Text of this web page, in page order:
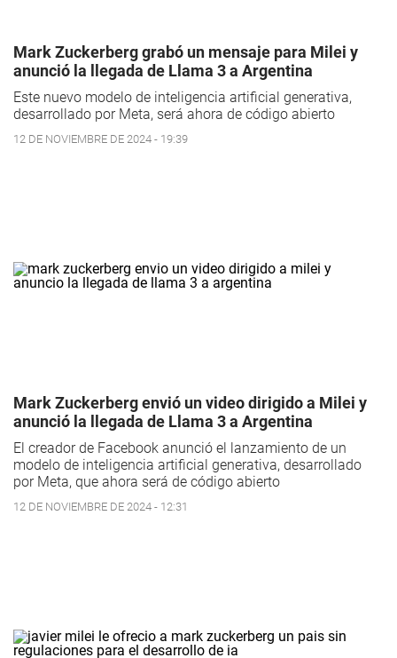
Mark Zuckerberg grabó un mensaje para Milei y
anunció la llegada de Llama 3 a Argentina
Este nuevo modelo de inteligencia artificial generativa,
desarrollado por Meta, será ahora de código abierto
12 DE NOVIEMBRE DE 2024 - 19:39
Mark Zuckerberg envió un video dirigido a Milei y
anunció la llegada de Llama 3 a Argentina
El creador de Facebook anunció el lanzamiento de un
modelo de inteligencia artificial generativa, desarrollado
por Meta, que ahora será de código abierto
12 DE NOVIEMBRE DE 2024 - 12:31